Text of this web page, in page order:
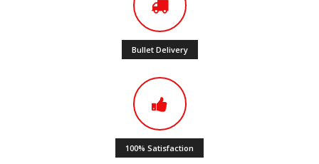
Bullet Delivery
100% Satisfaction